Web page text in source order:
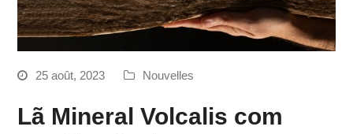
25 août, 2023 Nouvelles
Lã Mineral Volcalis com